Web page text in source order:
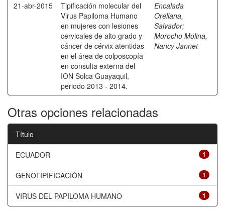
21-abr-2015
Tipificación molecular del
Virus Papiloma Humano
en mujeres con lesiones
cervicales de alto grado y
cáncer de cérvix atentidas
en el área de colposcopía
en consulta externa del
ION Solca Guayaquil,
periodo 2013 - 2014.
Encalada
Orellana,
Salvador;
Morocho Molina,
Nancy Jannet
Otras opciones relacionadas
Título
1
ECUADOR
1
GENOTIPIFICACIÓN
1
VIRUS DEL PAPILOMA HUMANO